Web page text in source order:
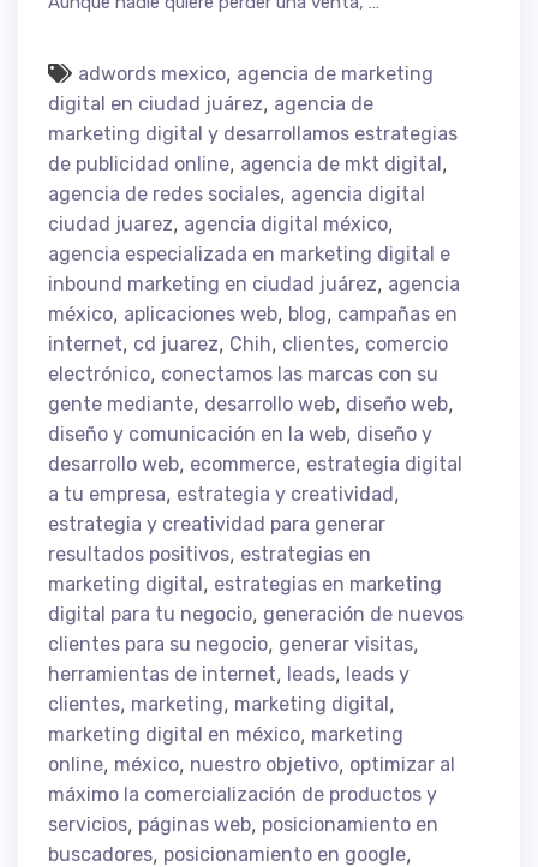
adwords mexico, agencia de marketing
digital en ciudad juárez, agencia de
marketing digital y desarrollamos estrategias
de publicidad online, agencia de mkt digital,
agencia de redes sociales, agencia digital
ciudad juarez, agencia digital méxico,
agencia especializada en marketing digital e
inbound marketing en ciudad juárez, agencia
méxico, aplicaciones web, blog, campañas en
internet, cd juarez, Chih, clientes, comercio
electrónico, conectamos las marcas con su
gente mediante, desarrollo web, diseño web,
diseño y comunicación en la web, diseño y
desarrollo web, ecommerce, estrategia digital
a tu empresa, estrategia y creatividad,
estrategia y creatividad para generar
resultados positivos, estrategias en
marketing digital, estrategias en marketing
digital para tu negocio, generación de nuevos
clientes para su negocio, generar visitas,
herramientas de internet, leads, leads y
clientes, marketing, marketing digital,
marketing digital en méxico, marketing
online, méxico, nuestro objetivo, optimizar al
máximo la comercialización de productos y
servicios, páginas web, posicionamiento en
buscadores, posicionamiento en google,